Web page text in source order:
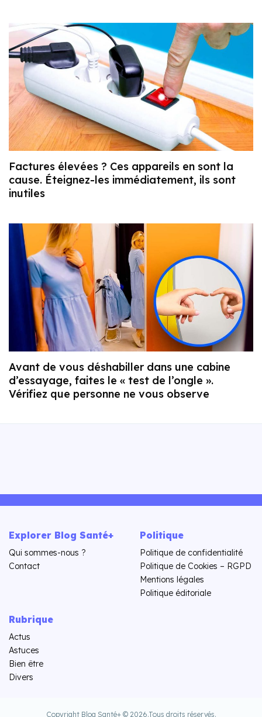
Factures élevées ? Ces appareils en sont la
cause. Éteignez-les immédiatement, ils sont
inutiles
Avant de vous déshabiller dans une cabine
d’essayage, faites le « test de l’ongle ».
Vérifiez que personne ne vous observe
Explorer Blog Santé+
Qui sommes-nous ?
Contact
Politique
Politique de confidentialité
Politique de Cookies – RGPD
Mentions légales
Politique éditoriale
Rubrique
Actus
Astuces
Bien être
Divers
Copyright Blog Santé+ © 2026.Tous droits réservés.